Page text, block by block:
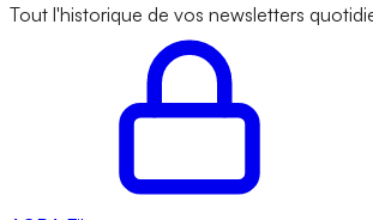
Tout l'historique de vos newsletters